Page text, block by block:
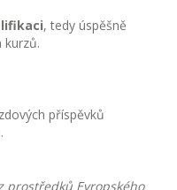
, tedy úspěšně
kurzů.
příspěvků
prostředků Evropského